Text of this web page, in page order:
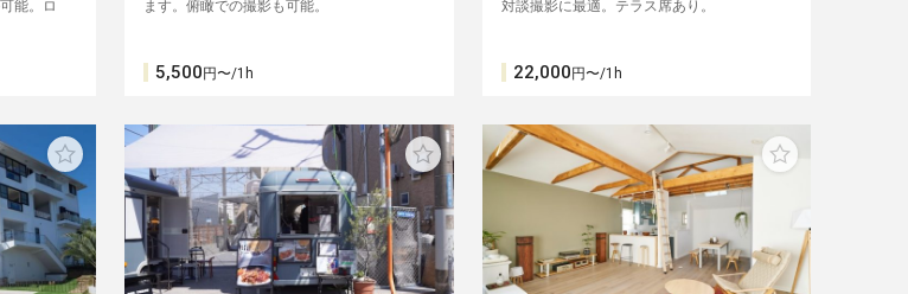
能。ロ
ます。俯瞰での撮影も可能。
5,500円〜/1h
対談撮影に最適。テラス席あり。
22,000円〜/1h